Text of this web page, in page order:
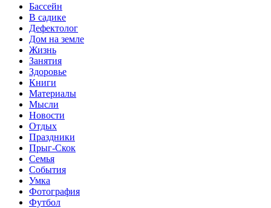
Бассейн
В садике
Дефектолог
Дом на земле
Жизнь
Занятия
Здоровье
Книги
Материалы
Мысли
Новости
Отдых
Праздники
Прыг-Скок
Семья
События
Умка
Фотография
Футбол